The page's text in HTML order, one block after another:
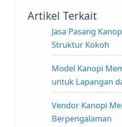
Artikel Terkait
Jasa Pasang
Struktur Kokoh
Model Kanopi
untuk Lapangan
Vendor Kanopi
Berpengalaman